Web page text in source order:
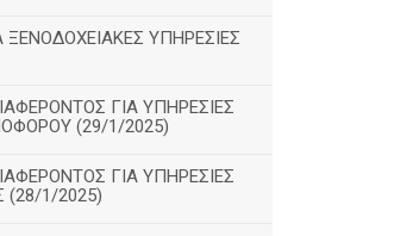
ΞΕΝΟΔΟΧΕΙΑΚΕΣ ΥΠΗΡΕΣΙΕΣ
ΓΙΑ ΥΠΗΡΕΣΙΕΣ
(29/1/2025)
ΓΙΑ ΥΠΗΡΕΣΙΕΣ
(28/1/2025)